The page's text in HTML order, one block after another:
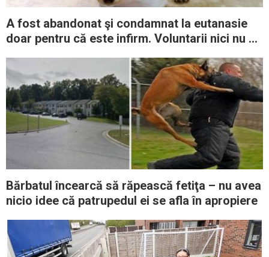
A fost abandonat şi condamnat la eutanasie
doar pentru că este infirm. Voluntarii nici nu au
Bărbatul încearcă să răpească fetiţa – nu avea
nicio idee că patrupedul ei se afla în apropiere